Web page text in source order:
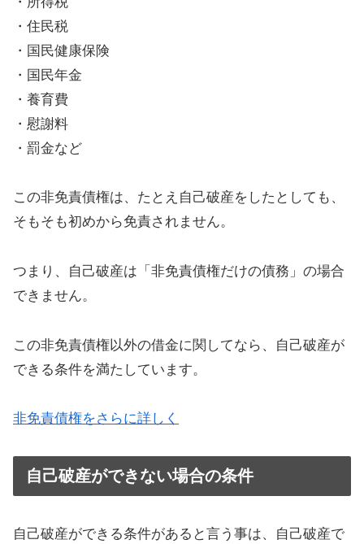
・住民税
・国民健康保険
・国民年金
・養育費
・慰謝料
・罰金など
この非免責債権は、たとえ自己破産をしたとしても、
そもそも初めから免責されません。
つまり、自己破産は「非免責債権だけの債務」の場合
できません。
この非免責債権以外の借金に関してなら、自己破産が
できる条件を満たしています。
非免責債権をさらに詳しく
自己破産ができない場合の条件
自己破産ができる条件があると言う事は、自己破産で